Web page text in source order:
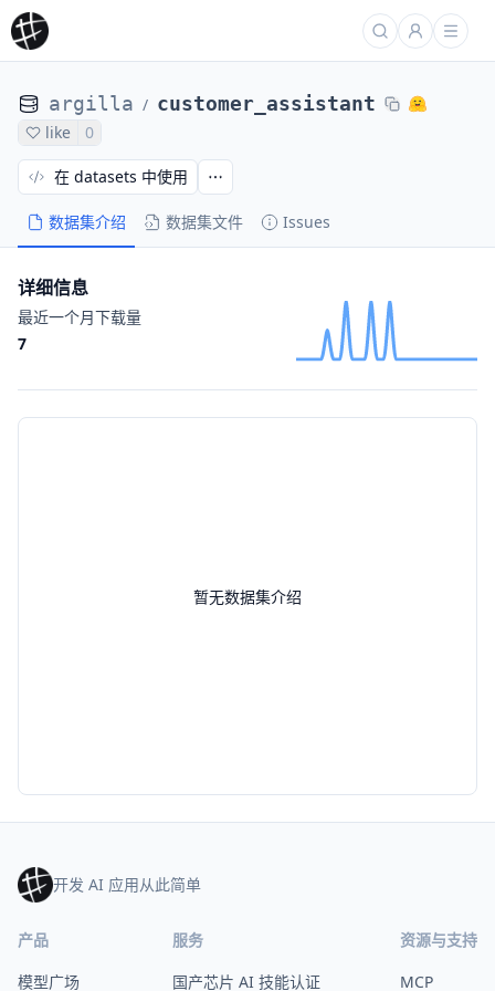
argilla / customer_assistant
like 0
数据集介绍 数据集文件 Issues
在 datasets 中使用
暂无数据集介绍
详细信息
最近一个月下载量
7
开发 AI 应用从此简单
产品
模型广场
服务
国产芯片 AI 技能认证
资源与支持
MCP